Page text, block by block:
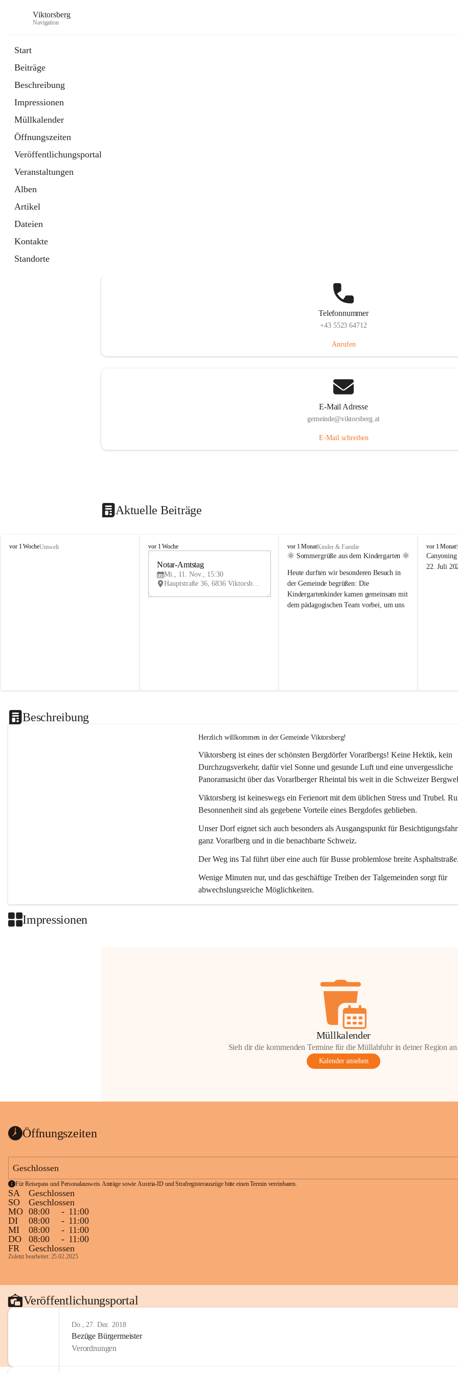
Viktorsberg
Navigation
Start
Beiträge
Beschreibung
Impressionen
Müllkalender
Öffnungszeiten
Veröffentlichungsportal
Veranstaltungen
Alben
Artikel
Dateien
Kontakte
Standorte
Telefonnummer
+43 5523 64712
Anrufen
E-Mail Adresse
gemeinde@viktorsberg.at
E-Mail schreiben
Aktuelle Beiträge
V
vor 1 WocheUmwelt
V
vor 1 Woche
V
Notar-Amtstag
Mi., 11. Nov., 15:30
Hauptstraße 36, 6836 Viktorsberg, AUT
V
i
t
o
r
s
vor 1 MonatKinder & Familie
🌞 Sommergrüße aus dem Kindergarten 🌞
Heute durften wir besonderen Besuch in
der Gemeinde begrüßen: Die
Kindergartenkinder kamen gemeinsam mit
dem pädagogischen Team vorbei, um uns
V
i
k
vor 1 Monat
22. Juli
Beschreibung
Herzlich willkommen in der Gemeinde Viktorsberg!
Viktorsberg ist eines der schönsten Bergdörfer Vorarlbergs! Keine Hektik, kein
Durchzugsverkehr, dafür viel Sonne und gesunde Luft und eine unvergessliche
Panoramasicht über das Vorarlberger Rheintal bis weit in die Schweizer
Viktorsberg ist keineswegs ein Ferienort mit dem üblichen Stress und Trubel.
Besonnenheit sind als gegebene Vorteile eines Bergdofes geblieben.
Unser Dorf eignet sich auch besonders als Ausgangspunkt für
ganz Vorarlberg und in die benachbarte Schweiz.
Der Weg ins Tal führt über eine auch für Busse problemlose breite
Wenige Minuten nur, und das geschäftige Treiben der Talgemeinden sorgt für
abwechslungsreiche Möglichkeiten.
Impressionen
Müllkalender
Sieh dir die kommenden Termine für die Müllabfuhr in deiner Region
Kalender ansehen
Öffnungszeiten
Geschlossen
Für Reisepass und Personalausweis Anträge sowie Austria-ID und Strafregisterauszüge bitte einen Termin vereinbaren.
SA
Geschlossen
SO
Geschlossen
MO 08:00 - 11:00
DI
08:00 - 11:00
MI
08:00 - 11:00
DO
08:00 - 11:00
FR
Geschlossen
Zuletzt bearbeitet: 25.02.2025
Veröffentlichungsportal
Do., 27. Dez. 2018
Bezüge Bürgermeister
Verordnungen